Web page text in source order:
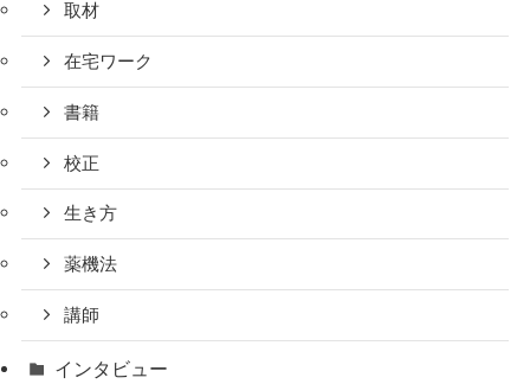
取材
在宅ワーク
書籍
校正
生き方
薬機法
講師
インタビュー